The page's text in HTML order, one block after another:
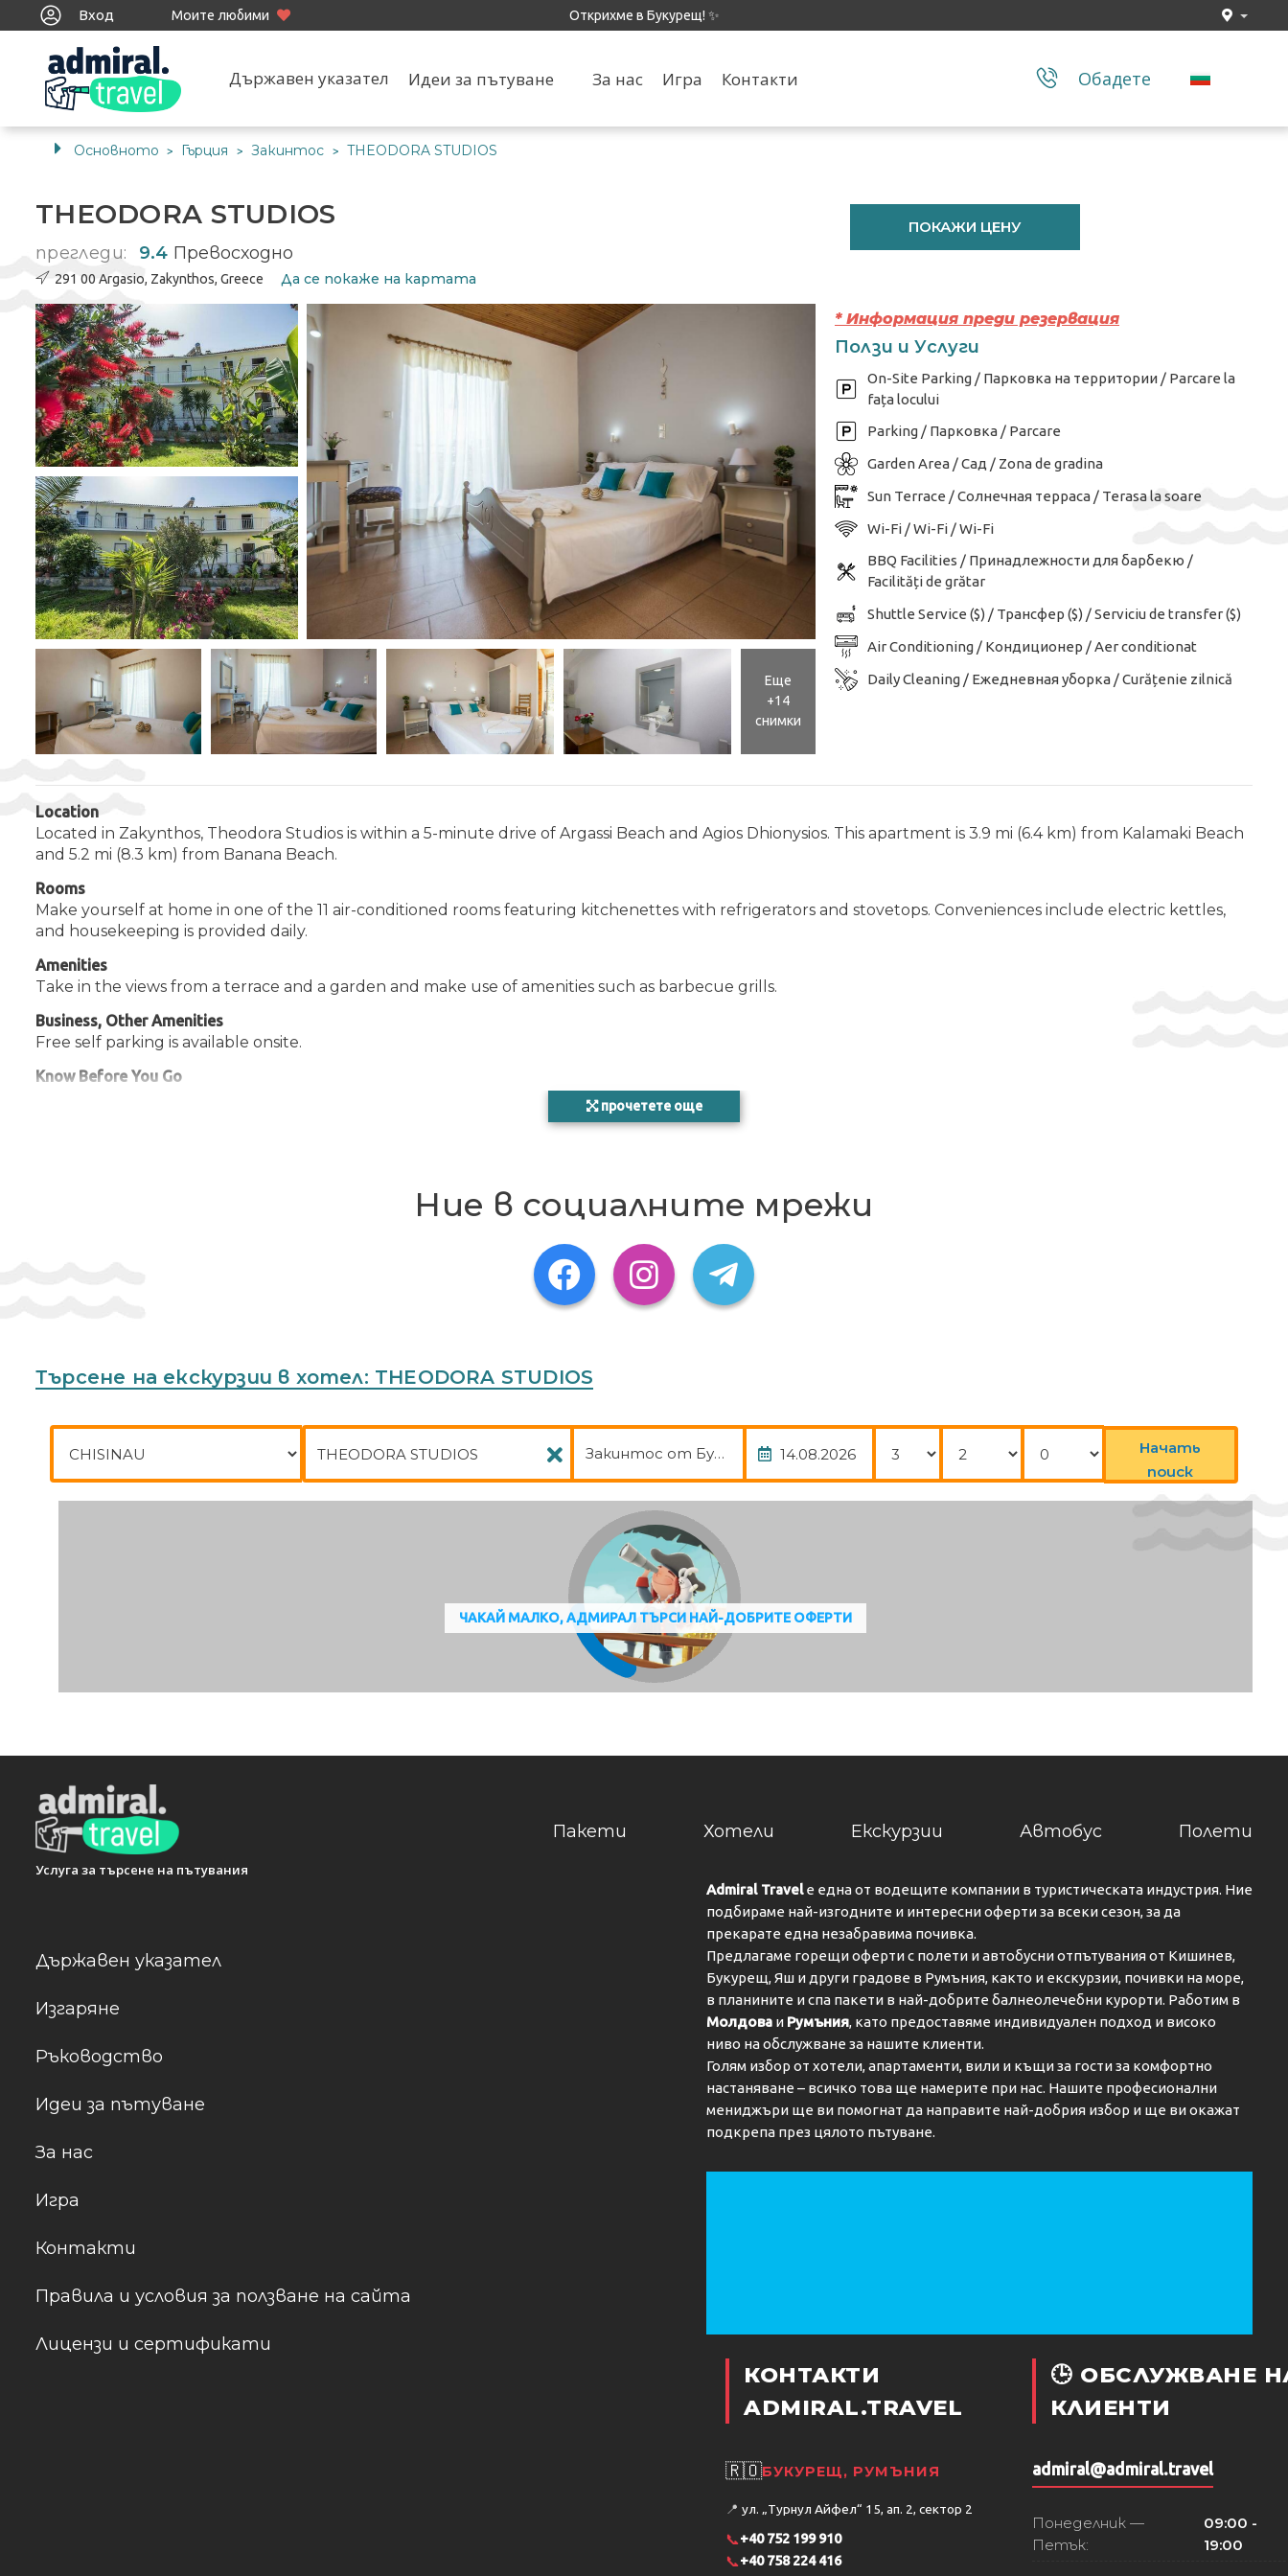
Открихме в Букурещ! ✨
Вход Моите любими
Държавен указател Идеи за пътуване За нас Игра Контакти Обадете
Основното > Гърция > Закинтос > THEODORA STUDIOS
THEODORA STUDIOS
прегледи: 9.4 Превосходно
291 00 Argasio, Zakynthos, Greece Да се ​​покаже на картата
ПОКАЖИ ЦЕНУ
Еще
+14
снимки
* Информация преди резервация
Ползи и Услуги
On-Site Parking / Парковка на территории / Parcare la
fața locului
Parking / Парковка / Parcare
Garden Area / Сад / Zona de gradina
Sun Terrace / Солнечная терраса / Terasa la soare
Wi-Fi / Wi-Fi / Wi-Fi
BBQ Facilities / Принадлежности для барбекю /
Facilități de grătar
Shuttle Service ($) / Трансфер ($) / Serviciu de transfer ($)
Air Conditioning / Кондиционер / Aer conditionat
Daily Cleaning / Ежедневная уборка / Curățenie zilnică
Location
Located in Zakynthos, Theodora Studios is within a 5-minute drive of Argassi Beach and Agios Dhionysios. This apartment is 3.9 mi (6.4 km) from Kalamaki Beach
and 5.2 mi (8.3 km) from Banana Beach.
Rooms
Make yourself at home in one of the 11 air-conditioned rooms featuring kitchenettes with refrigerators and stovetops. Conveniences include electric kettles,
and housekeeping is provided daily.
Amenities
Take in the views from a terrace and a garden and make use of amenities such as barbecue grills.
Business, Other Amenities
Free self parking is available onsite.
Know Before You Go
Special requests are subject to availability upon check-in and may incur additional charges; special requests cannot be guaranteed
Guests must contact this property in advance to reserve cribs/infant beds
There is no front desk at this property. This property doesn't offer after-hours check-in. To make arrangements for check-in please contact the property at least 48 hours before arrival using the
information on the booking confirmation. Guests must contact the property in advance for check-in instructions. The host will greet guests on arrival.
прочетете още
Ние в социалните мрежи
Търсене на екскурзии в хотел: THEODORA STUDIOS
Закинтос от Букурещ, авиа, трансфер
Начать
поиск
ЧАКАЙ МАЛКО, АДМИРАЛ ТЪРСИ НАЙ-ДОБРИТЕ ОФЕРТИ
Услуга за търсене на пътувания
Пакети Хотели Екскурзии Автобус Полети
Държавен указател
Изгаряне
Ръководство
Идеи за пътуване
За нас
Игра
Контакти
Правила и условия за ползване на сайта
Лицензи и сертификати
Admiral Travelе една от водещите компании в туристическата индустрия. Ние
подбираме най-изгодните и интересни оферти за всеки сезон, за да
прекарате една незабравима почивка.
Предлагаме горещи оферти с полети и автобусни отпътувания от Кишинев,
Букурещ, Яш и други градове в Румъния, както и екскурзии, почивки на море,
в планините и спа пакети в най-добрите балнеолечебни курорти. Работим в
Молдова и Румъния, като предоставяме индивидуален подход и високо
ниво на обслужване за нашите клиенти.
Голям избор от хотели, апартаменти, вили и къщи за гости за комфортно
настаняване – всичко това ще намерите при нас. Нашите професионални
мениджъри ще ви помогнат да направите най-добрия избор и ще ви окажат
подкрепа през цялото пътуване.
КОНТАКТИ
ADMIRAL.TRAVEL
🇷🇴БУКУРЕЩ, РУМЪНИЯ
📍 ул. „Турнул Айфел“ 15, ап. 2, сектор 2
📞+40 752 199 910
📞+40 758 224 416
🕒 ОБСЛУЖВАНЕ
КЛИЕНТИ
admiral@admiral.travel
Понеделник —
Петък:
09:00 -
19:00